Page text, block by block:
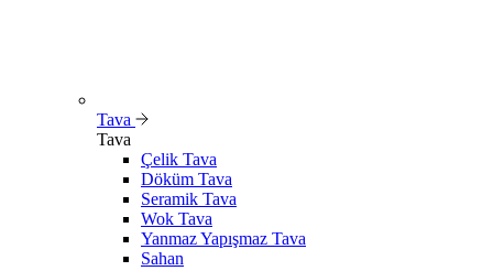
Tava
Tava
Çelik Tava
Döküm Tava
Seramik Tava
Wok Tava
Yanmaz Yapışmaz Tava
Sahan